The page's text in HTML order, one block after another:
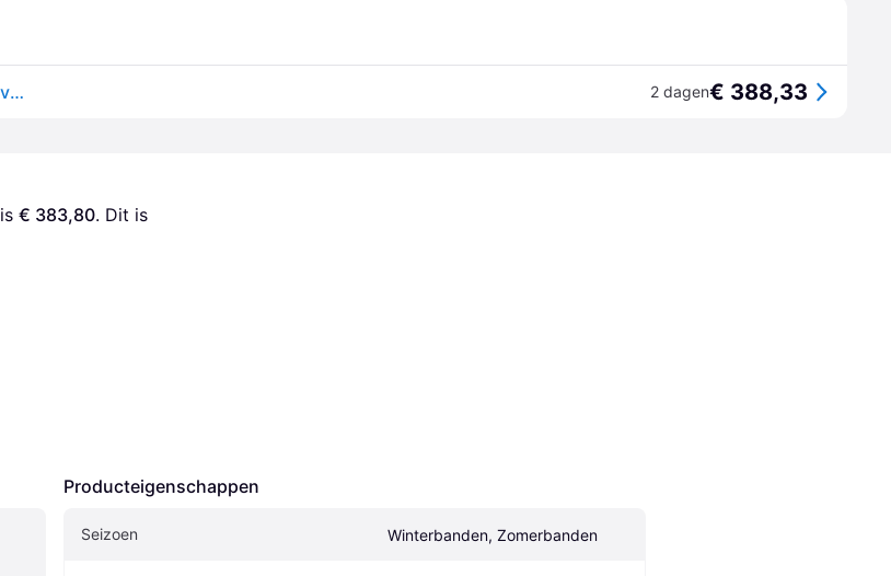
Continental SportContact 7 ( 315/25 ZR23 (102Y) XL EVc, met velgrandbescherming ) 2 dagen€ 388,33
is € 383,80. Dit is
Producteigenschappen
Seizoen Winterbanden, Zomerbanden